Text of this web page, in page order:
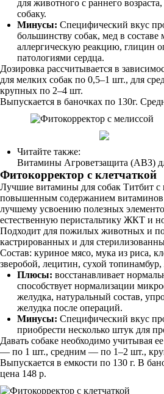
для животного с раннего
собаку.
Минусы: Специфический вкус
большинству собак, мед в
аллергическую реакцию, глицин
патологиями сердца.
Дозировка рассчитывается в
для мелких собак по 0,5–1 шт., для
крупных по 2–4 шт.
Выпускается в баночках по 130г.
Читайте также:
Витамины Агроветзащита (АВЗ)
Фитокорректор с клетчаткой
Лучшие витамины для собак Титбит с
повышенным содержанием
лучшему усвоению полезных
естественную перистальтику ЖКТ и
Подходит для пожилых животных и
кастрированных и для
Состав: куриное мясо, мука из риса,
зверобой, лецитин, сухой
Плюсы: восстанавливает
способствует нормализации
желудка, натуральный состав,
желудка после операций.
Минусы: Специфический вкус
приобрести несколько штук для
Давать собаке необходимо учитывая
— по 1 шт., средним — по 1–2 шт.,
Выпускается в емкости по 130 г. В
цена 148 р.